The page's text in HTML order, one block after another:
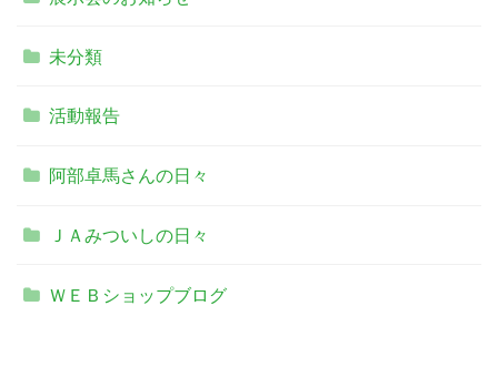
未分類
活動報告
阿部卓馬さんの日々
ＪＡみついしの日々
ＷＥＢショップブログ